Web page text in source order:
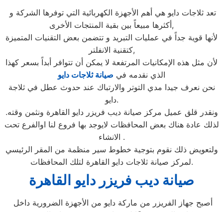
أكثرها مبيعاً بين بقية المنتجات الأخرى,
لأنها قوية جداً في عمليات التبريد و تتضمن بعض التقنيات المتميزة
كتقنية الانفلتر,
لأن مثل هذه الإمكانيات المرتفعة لا يمكن أن تتوافر أبداً بسعر كهذا
الذي نقدمه في صيانة ثلاجات دايو
نحن نعرف جيدا مدي التوتر والارتباك عند حدوث عطل في ثلاجة
دايو.
ونقدر قلق عميل مركز صيانة ديب فريزر دايو القاهرة ونثمن وقته.
لذلك عادة هناك بعض المحافظات لايوجد بها فروع لنا اوالفرع تحت
الانشاء .
ولتعويض ذلك نقوم بتوجية خطوط سير منظمة من المقر الرئيسي
لمركز صيانة ثلاجات دايو القاهرة لتلك المحافظات.
صيانة ديب فريزر دايو القاهرة